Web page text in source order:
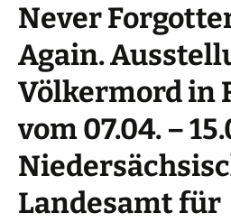
Never
Again.
Völkermord in
vom 07.04. –
Landesamt für